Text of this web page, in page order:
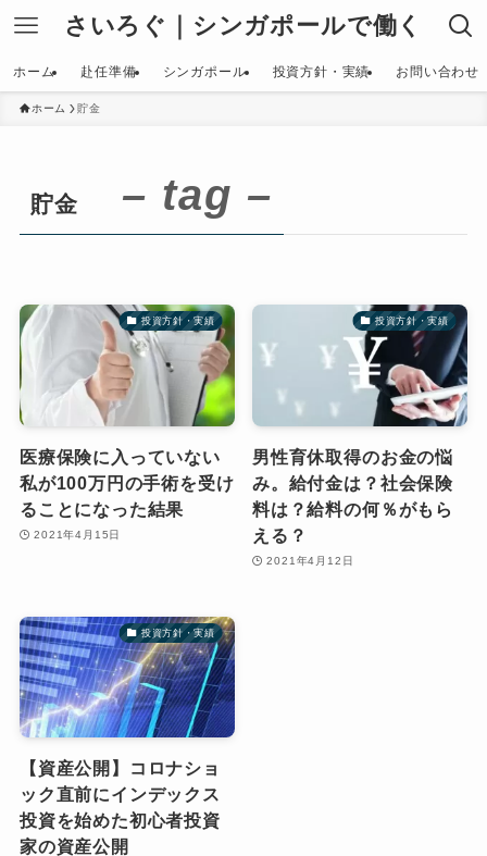
さいろぐ｜シンガポールで働く
ホーム 赴任準備 シンガポール 投資方針・実績 お問い合わせ
ホーム 貯金
貯金 – tag –
投資方針・実績
医療保険に入っていない
私が100万円の手術を受け
ることになった結果
2021年4月15日
投資方針・実績
男性育休取得のお金の悩
み。給付金は？社会保険
料は？給料の何％がもら
える？
2021年4月12日
投資方針・実績
【資産公開】コロナショ
ック直前にインデックス
投資を始めた初心者投資
家の資産公開